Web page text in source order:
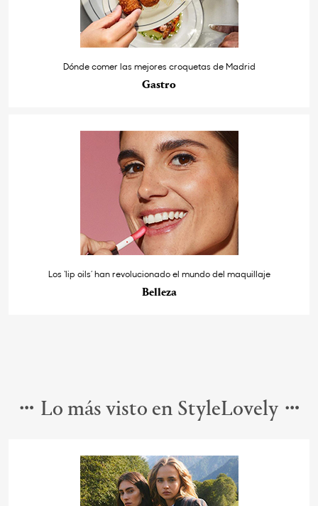
Dónde comer las mejores croquetas de Madrid
Gastro
Los ‘lip oils’ han revolucionado el mundo del maquillaje
Belleza
Lo más visto en StyleLovely